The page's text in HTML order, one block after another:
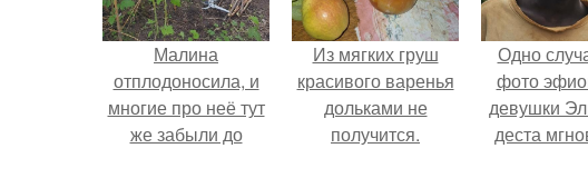
Малина
отплодоносила, и
многие про неё тут
же забыли до
Из мягких груш
красивого варенья
дольками не
получится.
Одно
фото
девушки
деста